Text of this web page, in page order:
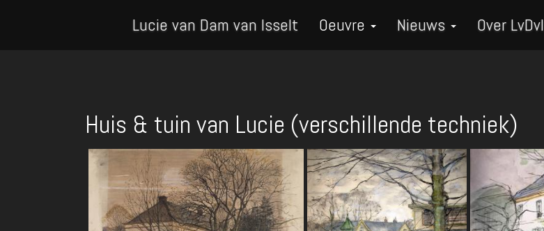
Lucie van Dam van Isselt Oeuvre Nieuws Over LvDvI
Huis & tuin van Lucie (verschillende techniek)